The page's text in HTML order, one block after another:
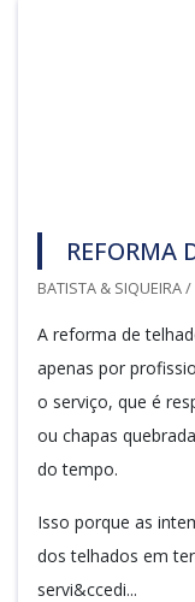
REFORMA
BATISTA & SIQUEIRA
A reforma de
apenas por
o serviço, que é
ou chapas
do tempo.
Isso porque as
dos telhados em
servi&ccedi...